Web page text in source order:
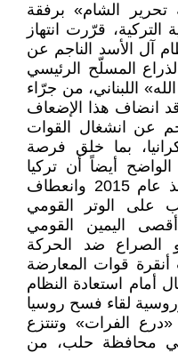
تحرير الشام» برفقة
قرّرت انتهاز
آل الأسد الناجم عن
المسلّح الرئيسي
اللبناني، من جرّاء
انضاف هذا الإضعاف
عن انشغال القوات
بما خلق فرصة
الواضح أيضاً أن تركيا
باركت هذه الهجمة، ذلك أنها منذ عام 2015 وانعطاف
على الوتر القومي
اليمين القومي
الصراع ضد الحركة
2016، طعنت أنقرة قوات المعارضة
أمام استعادة النظام
لقاء فسح روسيا
الفرات» وتنتزع
محافظة حلب، من